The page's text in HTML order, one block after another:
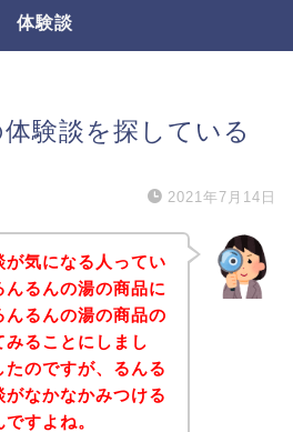
体験談
験談を探している
2021年7月14日
気になる人ってい
んるんの湯の商品に
るんの湯の商品の
ることにしまし
のですが、るんる
なかなかみつける
すよね。